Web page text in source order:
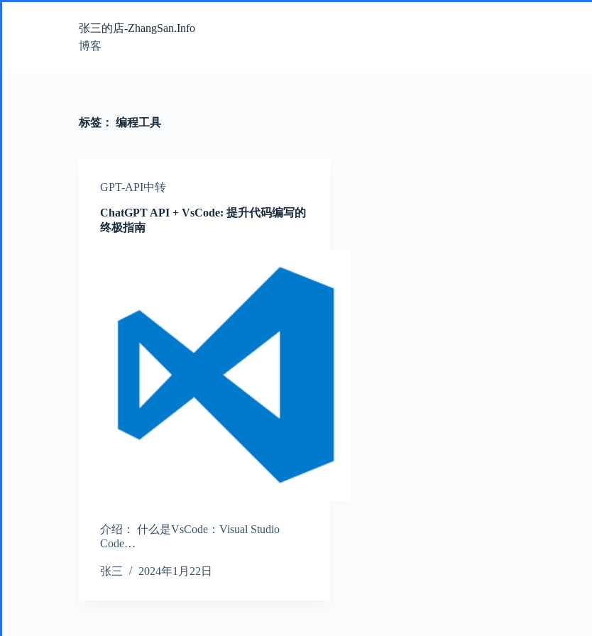
张三的店-ZhangSan.Info
博客
标签： 编程工具
GPT-API中转
ChatGPT API + VsCode: 提升代码编写的
终极指南
介绍： 什么是VsCode：Visual Studio
Code…
张三 2024年1月22日